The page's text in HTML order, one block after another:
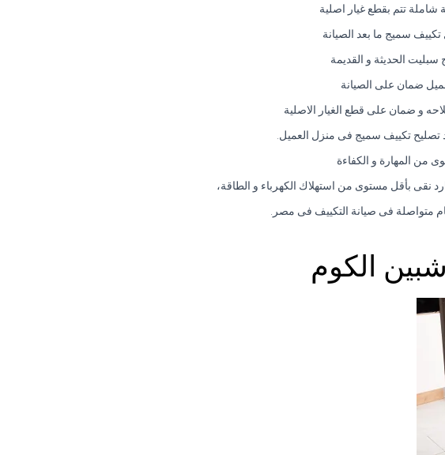
تتم بقطع غيار اصلية
سميج ما بعد الصيانة
الحديثة و القديمة
ضمان على الصيانة
و ضمان على قطع الغيار الاصلية
بعد تصليح تكييف سميج فى منزل العميل.
من المهارة و الكفاءة
نقى بأقل مستوى من استهلاك الكهرباء و الطاقة،
الكوم